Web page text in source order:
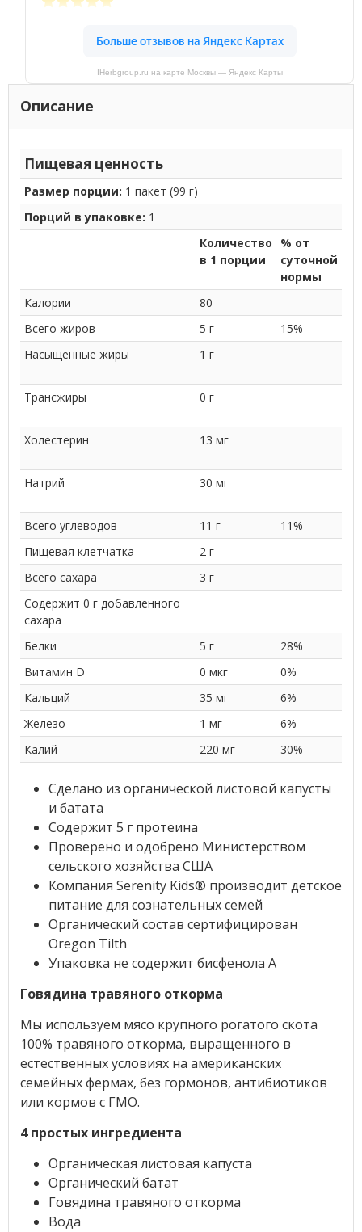
IHerbgroup.ru на карте Москвы — Яндекс Карты
Описание
Пищевая ценность
Размер порции: 1 пакет (99 г)
Порций в упаковке: 1
Количество
в 1 порции
% от
суточной
нормы
Калории
80
Всего жиров
5 г
15%
Насыщенные жиры
1 г
Трансжиры 0 г
Холестерин 13 мг
Натрий 30 мг
Всего углеводов 11 г
11%
Пищевая клетчатка
2 г
Всего сахара
3 г
Содержит 0 г добавленного
сахара
Белки
5 г
28%
Витамин D
0 мкг
0%
Кальций
35 мг
6%
Железо
1 мг
6%
Калий
220 мг 30%
Сделано из органической листовой капусты
и батата
Содержит 5 г протеина
Проверено и одобрено Министерством
сельского хозяйства США
Компания Serenity Kids® производит детское
питание для сознательных семей
Органический состав сертифицирован
Oregon Tilth
Упаковка не содержит бисфенола A
Говядина травяного откорма
Мы используем мясо крупного рогатого скота
100% травяного откорма, выращенного в
естественных условиях на американских
семейных фермах, без гормонов, антибиотиков
или кормов с ГМО.
4 простых ингредиента
Органическая листовая капуста
Органический батат
Говядина травяного откорма
Вода